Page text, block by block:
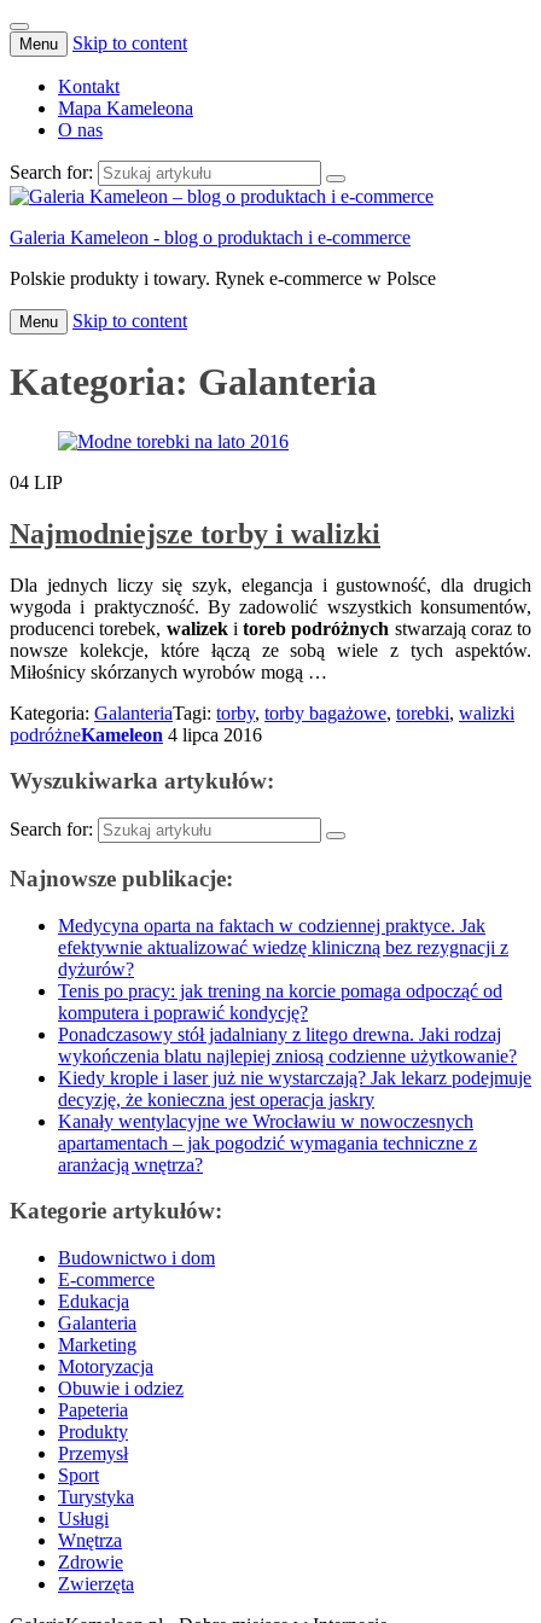
Menu Skip to content
Kontakt
Mapa Kameleona
O nas
Search for:
Galeria Kameleon - blog o produktach i e-commerce
Polskie produkty i towary. Rynek e-commerce w Polsce
Menu Skip to content
Kategoria: Galanteria
04 LIP
Najmodniejsze torby i walizki
Dla jednych liczy się szyk, elegancja i gustowność, dla drugich
wygoda i praktyczność. By zadowolić wszystkich konsumentów,
producenci torebek, walizeki toreb podróżnych stwarzają coraz to
nowsze kolekcje, które łączą ze sobą wiele z tych aspektów.
Miłośnicy skórzanych wyrobów mogą …
Kategoria: GalanteriaTagi: torby, torby bagażowe, torebki, walizki
podróżneKameleon 4 lipca 2016
Wyszukiwarka artykułów:
Search for:
Najnowsze publikacje:
Medycyna oparta na faktach w codziennej praktyce. Jak
efektywnie aktualizować wiedzę kliniczną bez rezygnacji z
dyżurów?
Tenis po pracy: jak trening na korcie pomaga odpocząć od
komputera i poprawić kondycję?
Ponadczasowy stół jadalniany z litego drewna. Jaki rodzaj
wykończenia blatu najlepiej zniosą codzienne użytkowanie?
Kiedy krople i laser już nie wystarczają? Jak lekarz podejmuje
decyzję, że konieczna jest operacja jaskry
Kanały wentylacyjne we Wrocławiu w nowoczesnych
apartamentach – jak pogodzić wymagania techniczne z
aranżacją wnętrza?
Kategorie artykułów:
Budownictwo i dom
E-commerce
Edukacja
Galanteria
Marketing
Motoryzacja
Obuwie i odziez
Papeteria
Produkty
Przemysł
Sport
Turystyka
Usługi
Wnętrza
Zdrowie
Zwierzęta